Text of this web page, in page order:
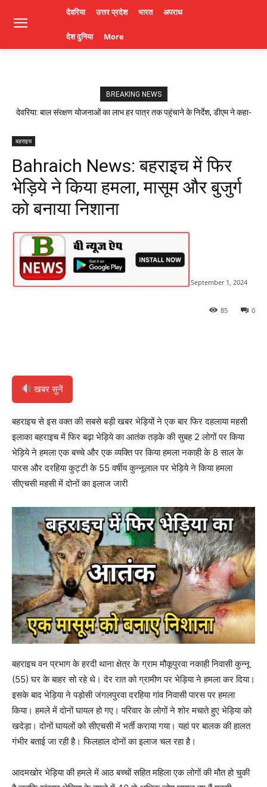
देवरिया उत्तर प्रदेश भारत अपराध
देश दुनिया More
BREAKING NEWS
देवरिया: बाल संरक्षण योजनाओं का लाभ हर पात्र तक पहुंचाने के निर्देश, डीएम ने कहा-
बहराइच
Bahraich News: बहराइच में फिर
भेड़िये ने किया हमला, मासूम और बुजुर्ग
को बनाया निशाना
September 1, 2024
0
85
खबर सुनें
बहराइच से इस वक्त की सबसे बड़ी खबर भेड़ियों ने एक बार फिर दहलाया महसी
इलाका बहराइच में फिर बढ़ा भेड़िये का आतंक तड़के की सुबह 2 लोगों पर किया
भेड़िये ने हमला एक बच्चे और एक व्यक्ति पर किया हमला नकाही के 8 साल के
पारस और दरहिया कुट्टी के 55 वर्षीय कुन्नूलाल पर भेड़िये ने किया हमला
सीएचसी महसी में दोनों का इलाज जारी
बहराइच वन प्रभाग के हरदी थाना क्षेत्र के ग्राम मौकूपुरवा नकाही निवासी कुन्नू
(55) घर के बाहर सो रहे थे। देर रात को ग्रामीण पर भेड़िया ने हमला कर दिया।
इसके बाद भेड़िया ने पड़ोसी जंगलपुरवा दरहिया गांव निवासी पारस पर हमला
किया। हमले में दोनों घायल हो गए। परिवार के लोगों ने शोर मचाते हुए भेड़िया को
खदेड़ा। दोनों घायलों को सीएचसी में भर्ती कराया गया। यहां पर बालक की हालत
गंभीर बताई जा रही है। फिलहाल दोनों का इलाज चल रहा है।
आदमखोर भेड़िया की हमले में आठ बच्चों सहित महिला एक लोगों की मौत हो चुकी